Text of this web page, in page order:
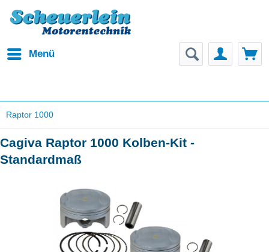
Menü
Raptor 1000
Cagiva Raptor 1000 Kolben-Kit -
Standardmaß